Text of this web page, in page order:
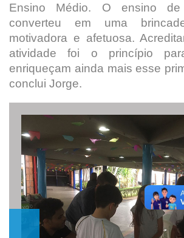
Ensino Médio. O ensino
converteu em uma
motivadora e afetuosa.
atividade foi o princípio
enriqueçam ainda mais esse
conclui Jorge.